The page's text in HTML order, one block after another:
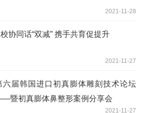
2021-11-28
协同话“双减” 携手共育促提升
2021-11-27
六届韩国进口初真膨体雕刻技术论坛
暨初真膨体鼻整形案例分享会
2021-11-27